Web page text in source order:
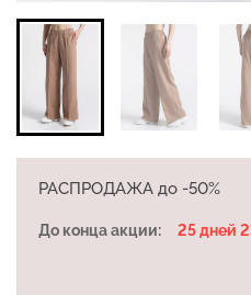
РАСПРОДАЖА до -50%
До конца акции: 25 дней
Бесшовная бразилиана с
легкой коррекцией
BRASILIAN SHAPEWEAR